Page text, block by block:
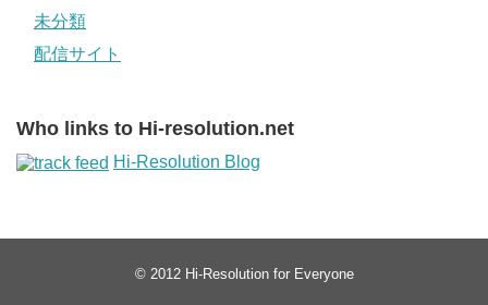
未分類
配信サイト
Who links to Hi-resolution.net
Hi-Resolution Blog
© 2012 Hi-Resolution for Everyone